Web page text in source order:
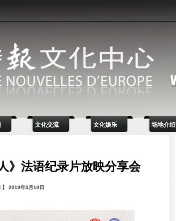
文化交流 文化娱乐 场地介绍
》法语纪录片放映分享会
】 2019年3月10日